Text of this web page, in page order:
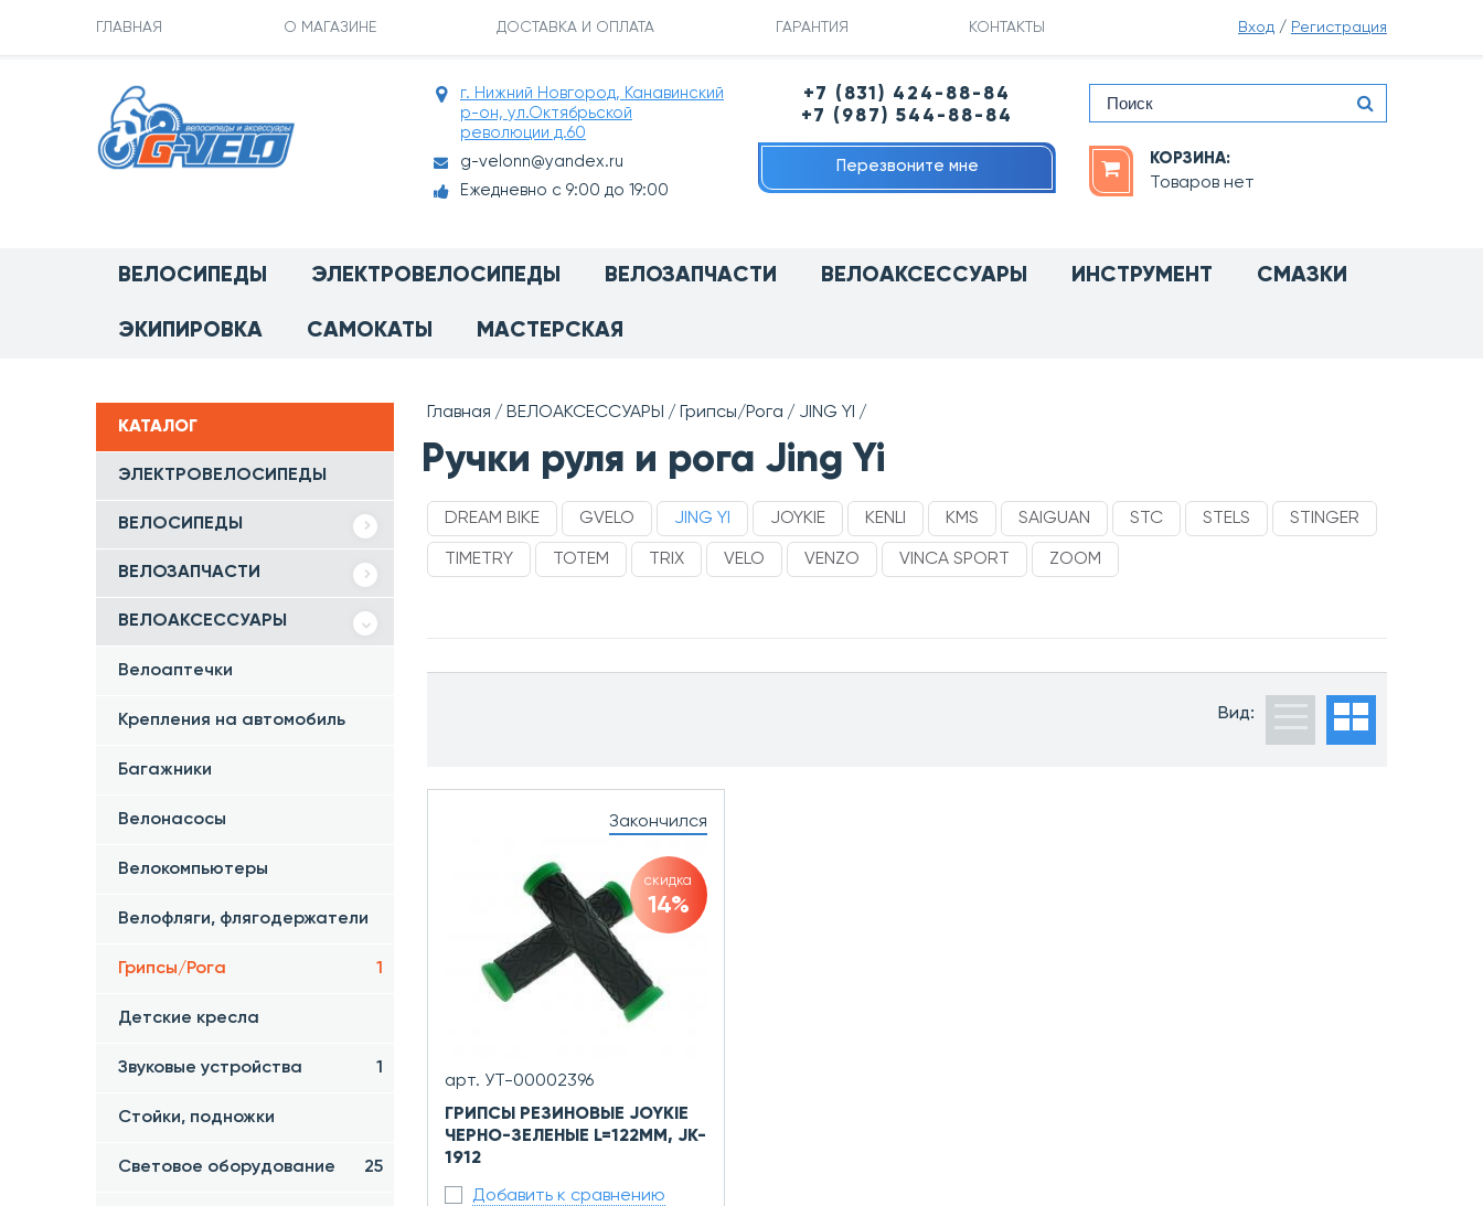
ГЛАВНАЯ О МАГАЗИНЕ ДОСТАВКА И ОПЛАТА ГАРАНТИЯ КОНТАКТЫ Вход / Регистрация
г. Нижний Новгород, Канавинский
р-он, ул.Октябрьской
революции д.60
g-velonn@yandex.ru
Ежедневно с 9:00 до 19:00
+7 (831) 424-88-84
+7 (987) 544-88-84
Перезвоните мне КОРЗИНА:
Товаров нет
ВЕЛОСИПЕДЫ ЭЛЕКТРОВЕЛОСИПЕДЫ ВЕЛОЗАПЧАСТИ ВЕЛОАКСЕССУАРЫ ИНСТРУМЕНТ СМАЗКИ
ЭКИПИРОВКА САМОКАТЫ МАСТЕРСКАЯ
КАТАЛОГ
ЭЛЕКТРОВЕЛОСИПЕДЫ
ВЕЛОСИПЕДЫ
ВЕЛОЗАПЧАСТИ
ВЕЛОАКСЕССУАРЫ
Велоаптечки
Крепления на автомобиль
Багажники
Велонасосы
Велокомпьютеры
Велофляги, флягодержатели
Грипсы/Рога 1
Детские кресла
Звуковые устройства 1
Стойки, подножки
Световое оборудование 25
Главная ВЕЛОАКСЕССУАРЫ Грипсы/Рога JING YI
Ручки руля и рога Jing Yi
DREAM BIKE GVELO JING YI JOYKIE KENLI KMS SAIGUAN STC STELS STINGER
TIMETRY TOTEM TRIX VELO VENZO VINCA SPORT ZOOM
Вид:
Закончился
скидка
14%
арт. УТ-00002396
ГРИПСЫ РЕЗИНОВЫЕ JOYKIE
ЧЕРНО-ЗЕЛЕНЫЕ L=122ММ, JK-
1912
Добавить к сравнению